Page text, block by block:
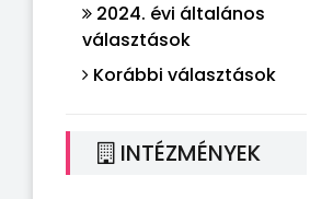
2024. évi általános
választások
Korábbi választások
INTÉZMÉNYEK